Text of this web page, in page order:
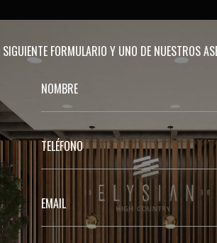
SIGUIENTE FORMULARIO Y UNO DE NUESTROS